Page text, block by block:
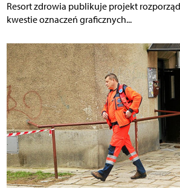
Resort zdrowia publikuje projekt
kwestie oznaczeń graficznych...